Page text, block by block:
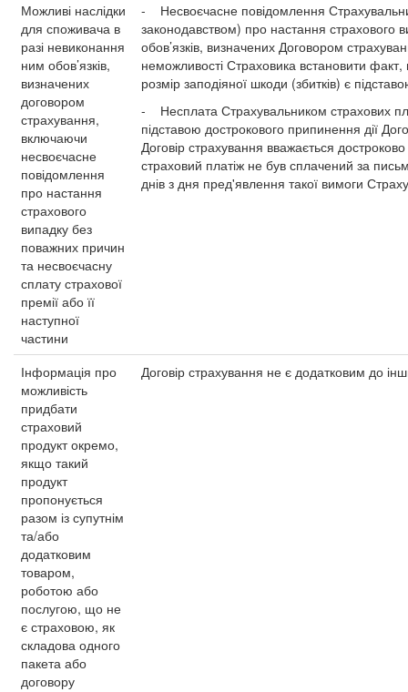
Можливі наслідки
для споживача в
разі невиконання
ним обов’язків,
визначених
договором
страхування,
включаючи
несвоєчасне
повідомлення
про настання
страхового
випадку без
поважних причин
та несвоєчасну
сплату страхової
премії або її
наступної
частини
- Несвоєчасне повідомлення
законодавством) про настання страхового
обов’язків, визначених Договором
неможливості Страховика встановити
розмір заподіяної шкоди (збитків) є
- Несплата Страхувальником страхових
підставою дострокового припинення дії
Договір страхування вважається
страховий платіж не був сплачений за
днів з дня пред'явлення такої вимоги
Інформація про
можливість
придбати
страховий
продукт окремо,
якщо такий
продукт
пропонується
разом із супутнім
та/або
додатковим
товаром,
роботою або
послугою, що не
є страховою, як
складова одного
пакета або
договору
Договір страхування не є додатковим до